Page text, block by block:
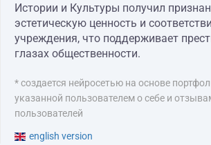
Истории и Культуры получил
эстетическую ценность и
учреждения, что поддерживает
глазах общественности.
* создается нейросетью на основе
указанной пользователем о себе и
пользователей
english version